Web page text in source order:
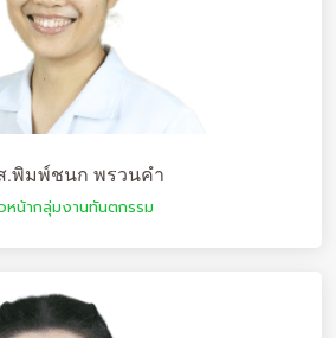
.พิมพ์ชนก พรวนคำ
หน้ากลุ่มงานทันตกรรม